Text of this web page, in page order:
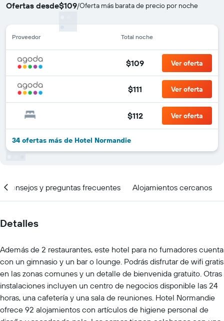
Ofertas desde$109/Oferta más barata de precio por noche
Proveedor Total noche
$109 Ver oferta
$111 Ver oferta
$112 Ver oferta
34 ofertas más de Hotel Normandie
Consejos y preguntas frecuentes Alojamientos cercanos
Detalles
Además de 2 restaurantes, este hotel para no fumadores cuenta
con un gimnasio y un bar o lounge. Podrás disfrutar de wifi gratis
en las zonas comunes y un detalle de bienvenida gratuito. Otras
instalaciones incluyen un centro de negocios disponible las 24
horas, una cafetería y una sala de reuniones. Hotel Normandie
ofrece 92 alojamientos con artículos de higiene personal de